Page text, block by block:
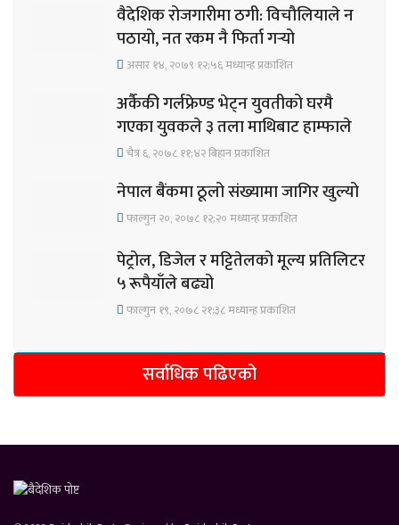
वैदेशिक रोजगारीमा ठगी: विचौलियाले न
पठायो, नत रकम नै फिर्ता गर्‍यो
असार १४, २०७९ १२;५६ मध्यान्ह प्रकाशित
अर्कैकी गर्लफ्रेण्ड भेट्न युवतीको घरमै
गएका युवकले ३ तला माथिबाट हाम्फाले
चैत्र ६, २०७८ ११;४२ बिहान प्रकाशित
नेपाल बैंकमा ठूलो संख्यामा जागिर खुल्यो
फाल्गुन २०, २०७८ १२;२० मध्यान्ह प्रकाशित
पेट्रोल, डिजेल र मट्टितेलको मूल्य प्रतिलिटर
५ रूपैयाँले बढ्यो
फाल्गुन १९, २०७८ २१;३८ मध्यान्ह प्रकाशित
सर्वाधिक पढिएको